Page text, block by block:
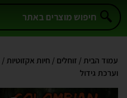
עמוד הבית / זוחלים / חיות אקזוטיות /
וערכת גידול